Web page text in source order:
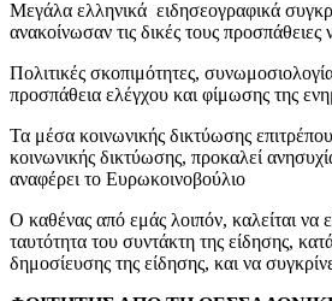
Μεγάλα ελληνικά ειδησεογραφικά
ανακοίνωσαν τις δικές τους
Πολιτικές σκοπιμότητες,
προσπάθεια ελέγχου και φίμωσης της
Τα μέσα κοινωνικής δικτύωσης
κοινωνικής δικτύωσης, προκαλεί
αναφέρει το Ευρωκοινοβούλιο
Ο καθένας από εμάς λοιπόν, καλείται να
ταυτότητα του συντάκτη της είδησης,
δημοσίευσης της είδησης, και να